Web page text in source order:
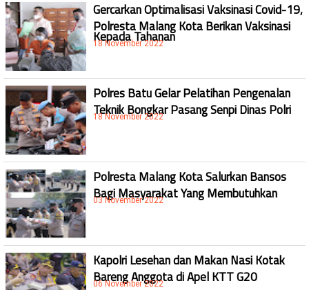
Gercarkan Optimalisasi Vaksinasi Covid-19,
Polresta Malang Kota Berikan Vaksinasi
Kepada Tahanan
18 November 2022
Polres Batu Gelar Pelatihan Pengenalan
Teknik Bongkar Pasang Senpi Dinas Polri
18 November 2022
Polresta Malang Kota Salurkan Bansos
Bagi Masyarakat Yang Membutuhkan
03 November 2022
Kapolri Lesehan dan Makan Nasi Kotak
Bareng Anggota di Apel KTT G20
06 November 2022